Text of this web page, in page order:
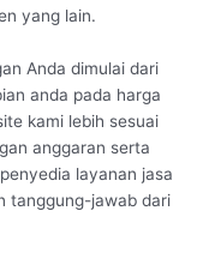
yang lain.
Anda dimulai dari
anda pada harga
kami lebih sesuai
anggaran serta
layanan jasa
tanggung-jawab dari